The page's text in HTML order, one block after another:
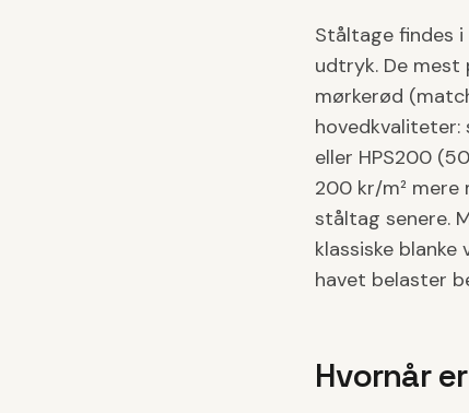
Ståltage findes
udtryk. De
mørkerød
hovedkvaliteter:
eller HPS200
200 kr/m²
ståltag senere.
klassiske
havet belaster
Hvornår